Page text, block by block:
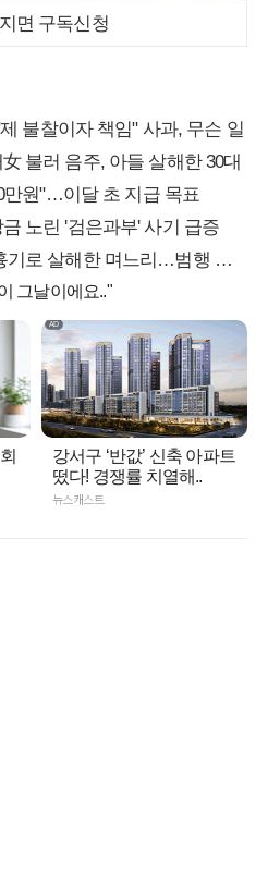
면 구독신청
불찰이자 책임" 사과, 무슨 일
불러 음주, 아들 살해한 30대
만원"…이달 초 지급 목표
노린 '검은과부' 사기 급증
살해한 며느리…범행 동기는
그날이에요.."
강서구 ‘반값’ 신축 아파트
떴다! 경쟁률 치열해..
뉴스캐스트